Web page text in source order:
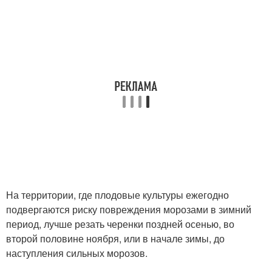
На территории, где плодовые культуры ежегодно
подвергаются риску повреждения морозами в зимний
период, лучше резать черенки поздней осенью, во
второй половине ноября, или в начале зимы, до
наступления сильных морозов.